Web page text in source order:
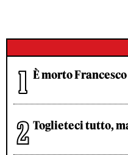
È morto
Toglieteci tutto,